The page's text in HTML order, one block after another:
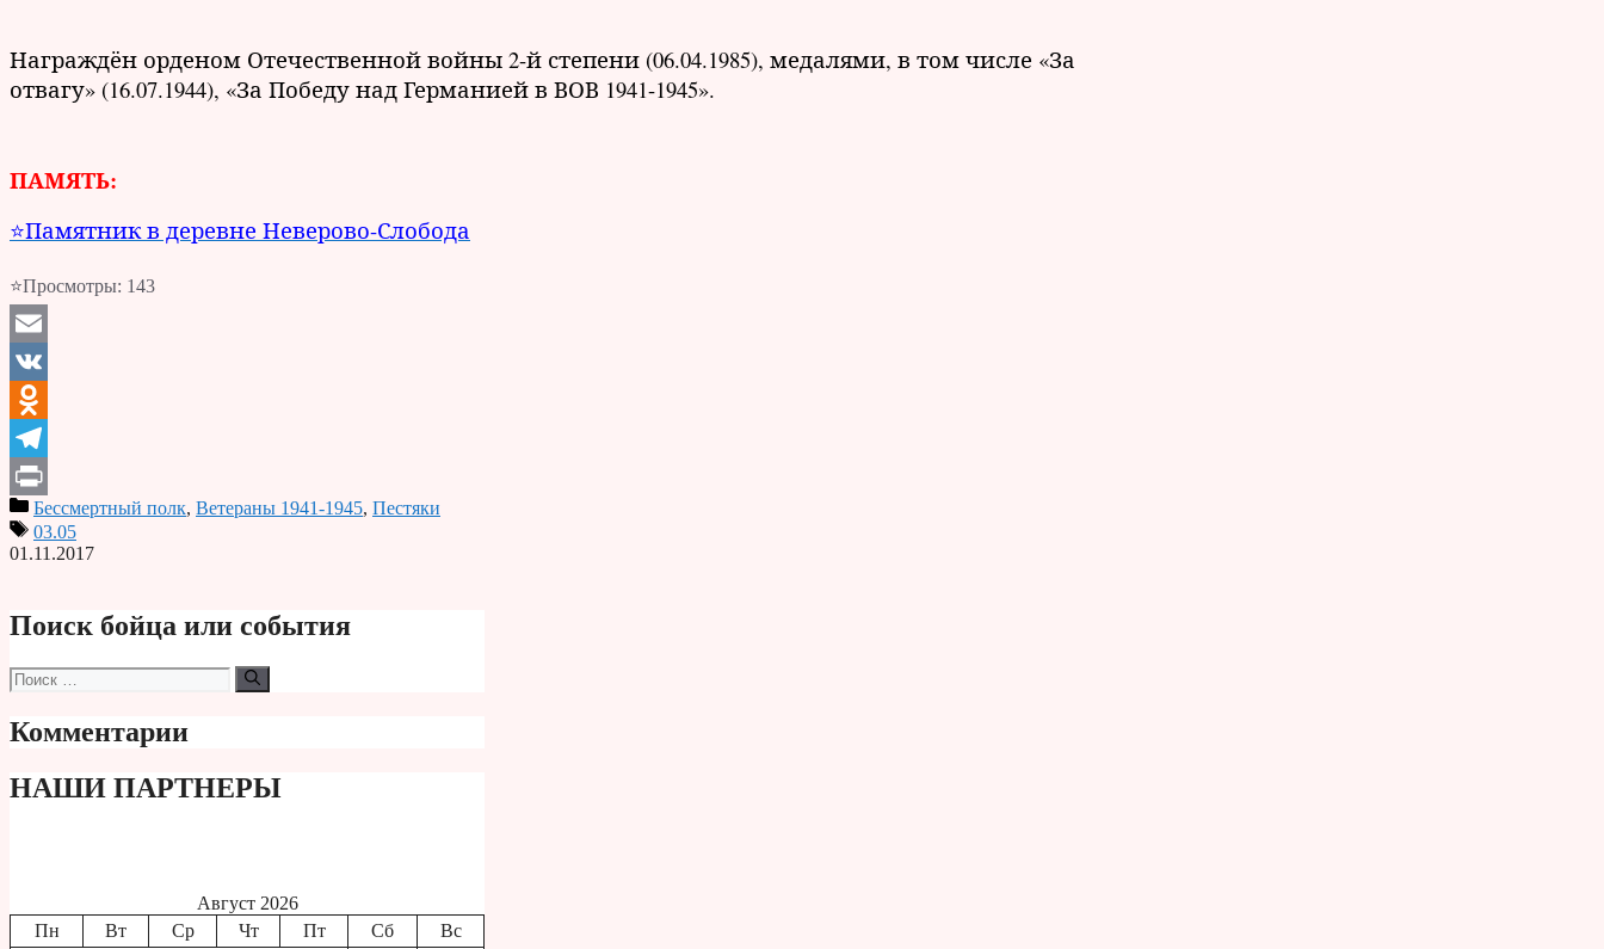
Награждён орденом Отечественной войны 2-й степени (06.04.1985), медалями, в том числе «За
отвагу» (16.07.1944), «За Победу над Германией в ВОВ 1941-1945».
ПАМЯТЬ:
⭐Памятник в деревне Неверово-Слобода
⭐Просмотры: 143
Email
VK
Odnoklassniki
Telegram
PrintБессмертный полк, Ветераны 1941-1945, Пестяки
03.05
01.11.2017
Поиск бойца или события
Поиск:
Комментарии
НАШИ ПАРТНЕРЫ
Август 2026
Пн
Вт Ср Чт Пт Сб
Вс